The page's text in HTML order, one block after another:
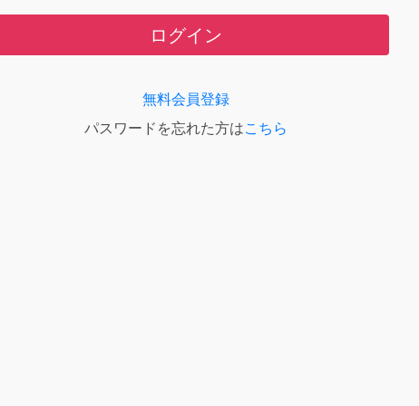
ログイン
無料会員登録
パスワードを忘れた方はこちら